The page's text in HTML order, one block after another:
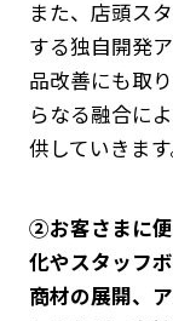
また、店頭ス
する独自開発
品改善にも取
らなる融合に
供していきます
②お客さまに
化やスタッフ
商材の展開、